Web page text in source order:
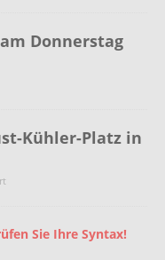
Donnerstag
Kühler-Platz in
Sie Ihre Syntax!